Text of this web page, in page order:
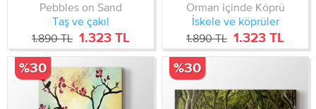
Pebbles on Sand
Taş ve çakıl
1.890 TL 1.323 TL
Orman içinde Köprü
İskele ve köprüler
1.890 TL 1.323 TL
%30 %30